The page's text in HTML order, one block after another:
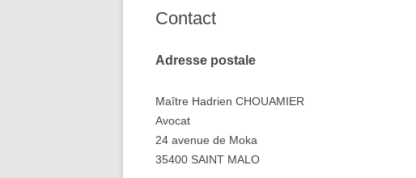
Contact
Adresse postale
Maître Hadrien CHOUAMIER
Avocat
24 avenue de Moka
35400 SAINT MALO